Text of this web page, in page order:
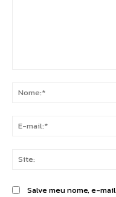
Salve meu nome, e-